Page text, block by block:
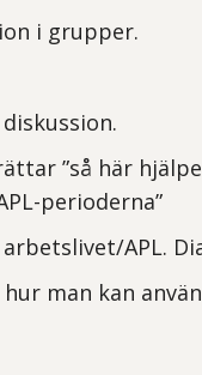
i grupper.
”så här
perioderna”
APL.
hur man kan